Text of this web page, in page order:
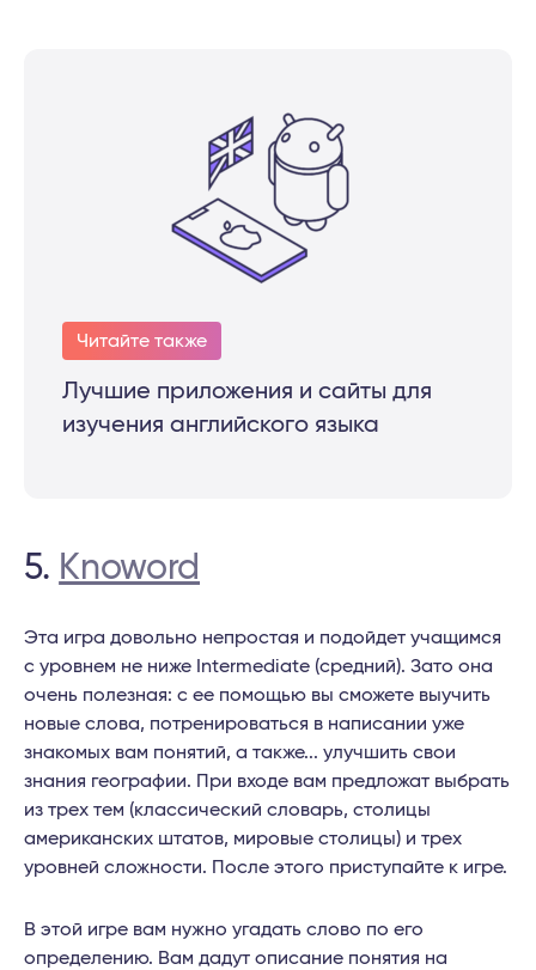
Читайте также
Лучшие приложения и сайты для
изучения английского языка
5. Knoword
Эта игра довольно непростая и подойдет учащимся
с уровнем не ниже Intermediate (средний). Зато она
очень полезная: с ее помощью вы сможете выучить
новые слова, потренироваться в написании уже
знакомых вам понятий, а также... улучшить свои
знания географии. При входе вам предложат выбрать
из трех тем (классический словарь, столицы
американских штатов, мировые столицы) и трех
уровней сложности. После этого приступайте к игре.
В этой игре вам нужно угадать слово по его
определению. Вам дадут описание понятия на